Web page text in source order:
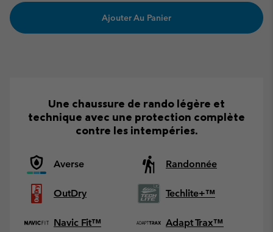
Ajouter Au Panier
Une chaussure de rando légère et
technique avec une protection complète
contre les intempéries.
Averse Randonnée
OutDry Techlite+™
Navic Fit™ Adapt Trax™